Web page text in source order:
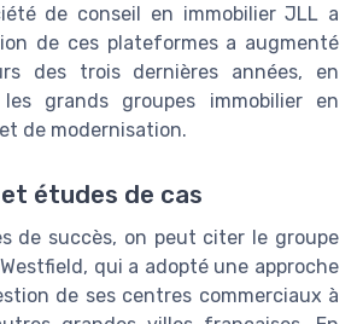
de conseil en immobilier JLL a
de ces plateformes a augmenté
des trois dernières années, en
grands groupes immobilier en
de modernisation.
études de cas
de succès, on peut citer le groupe
qui a adopté une approche
de ses centres commerciaux à